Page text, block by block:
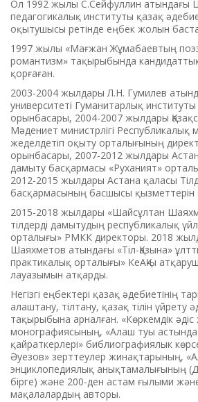
Ол 1992 жылы С.Сейфуллин атындағы
педагогикалық институты қазақ
оқытушысы ретінде еңбек жолын
1997 жылы «Мағжан Жұмабаевтың
романтизм» тақырыбында
қорғаған.
2003-2004 жылдары Л.Н. Гумилев
университеті Гуманитарлық
орынбасары, 2004-2007 жылдары
Мәдениет министрлігі Республикалық
жеделдетіп оқыту орталығының
орынбасары, 2007-2012 жылдары
дамыту басқармасы «Руханият»
2012-2015 жылдары Астана қаласы
басқармасының басшысы қызметтерін
2015-2018 жылдары «Шайсұлтан
тілдерді дамытудың республикалық
орталығы» РМКК директоры. 2018
Шаяхметов атындағы «Тіл-Қазына»
практикалық орталығы» КеАҚ-ы
лауазымын атқарды.
Негізгі еңбектері қазақ әдебиетінің
алаштану, тілтану, қазақ тілін үйрету
тақырыбына арналған. «Көркемдік
монографиясының, «Алаш туы
қайраткерлері» библиографиялык
Әуезов» зерттеулер жинақтарының,
энциклопедиялық анықтамалығының
бірге) және 200-ден астам ғылыми
мақалалардың авторы.